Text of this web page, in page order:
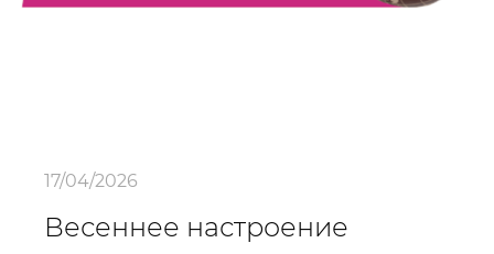
17/04/2026
Весеннее настроение